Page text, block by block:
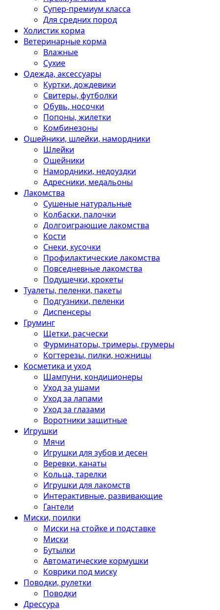
Супер-премиум класса
Для средних пород
Холистик корма
Ветеринарные корма
Влажные
Сухие
Одежда, аксессуары
Куртки, дождевики
Свитеры, футболки
Обувь, носочки
Попоны, жилетки
Комбинезоны
Ошейники, шлейки, намордники
Шлейки
Ошейники
Намордники, недоуздки
Адресники, медальоны
Лакомства
Сушеные натуральные
Колбаски, палочки
Долгоиграющие лакомства
Кости
Снеки, кусочки
Профилактические лакомства
Повседневные лакомства
Подушечки, крокеты
Туалеты, пеленки, пакеты
Подгузники, пеленки
Диспенсеры
Груминг
Щетки, расчески
Фурминаторы, тримеры, грумеры
Когтерезы, пилки, ножницы
Косметика и уход
Шампуни, кондиционеры
Уход за ушами
Уход за лапами
Уход за глазами
Воротники защитные
Игрушки
Мячи
Игрушки для зубов и десен
Веревки, канаты
Кольца, тарелки
Игрушки для лакомств
Интерактивные, развивающие
Гантели
Миски, поилки
Миски на стойке и подставке
Миски
Бутылки
Автоматические кормушки
Коврики под миску
Поводки, рулетки
Поводки
Дрессура